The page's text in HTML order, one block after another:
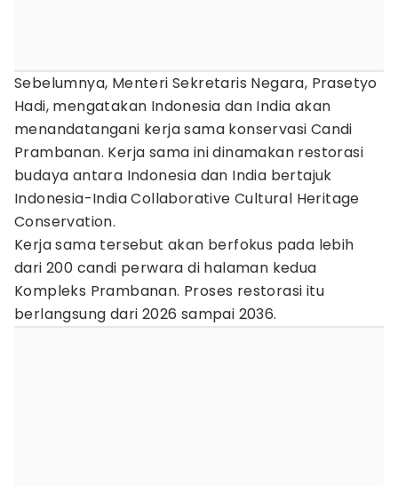
Sebelumnya, Menteri Sekretaris Negara, Prasetyo
Hadi, mengatakan Indonesia dan India akan
menandatangani kerja sama konservasi Candi
Prambanan. Kerja sama ini dinamakan restorasi
budaya antara Indonesia dan India bertajuk
Indonesia-India Collaborative Cultural Heritage
Conservation.
Kerja sama tersebut akan berfokus pada lebih
dari 200 candi perwara di halaman kedua
Kompleks Prambanan. Proses restorasi itu
berlangsung dari 2026 sampai 2036.